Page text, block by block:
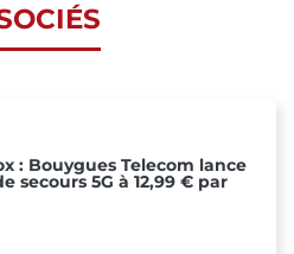
: Bouygues Telecom lance
secours 5G à 12,99 € par